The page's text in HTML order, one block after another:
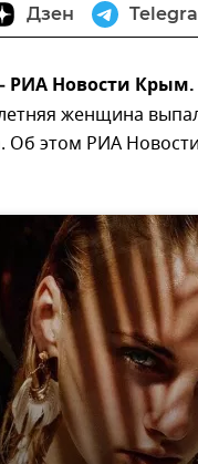
Дзен
Новости Крым.
женщина
Об этом РИА